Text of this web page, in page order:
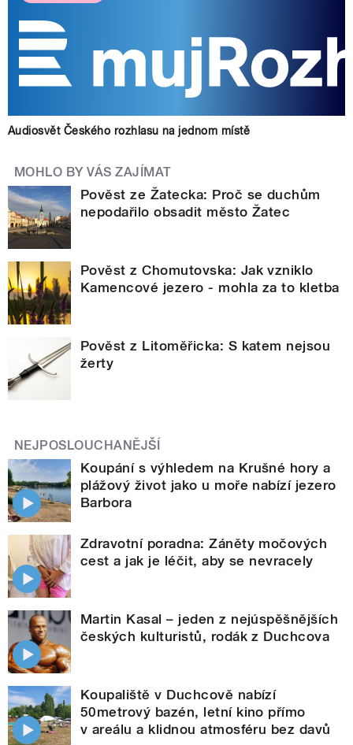
Audiosvět Českého rozhlasu na jednom místě
MOHLO BY VÁS ZAJÍMAT
Pověst ze Žatecka: Proč se duchům
nepodařilo obsadit město Žatec
Pověst z Chomutovska: Jak vzniklo
Kamencové jezero - mohla za to kletba
Pověst z Litoměřicka: S katem nejsou
žerty
NEJPOSLOUCHANĚJŠÍ
Koupání s výhledem na Krušné hory a
plážový život jako u moře nabízí jezero
Barbora
Zdravotní poradna: Záněty močových
cest a jak je léčit, aby se nevracely
Martin Kasal – jeden z nejúspěšnějších
českých kulturistů, rodák z Duchcova
Koupaliště v Duchcově nabízí
50metrový bazén, letní kino přímo
v areálu a klidnou atmosféru bez davů